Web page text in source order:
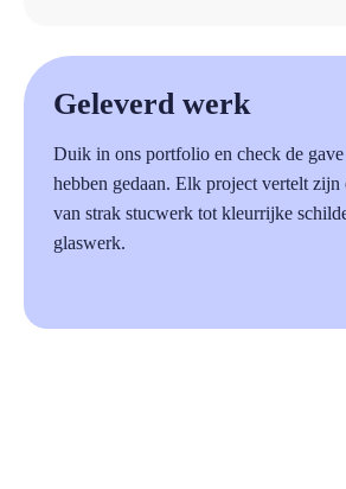
Geleverd werk
Duik in ons portfolio en check de
hebben gedaan. Elk project vertelt zijn
van strak stucwerk tot kleurrijke
glaswerk.